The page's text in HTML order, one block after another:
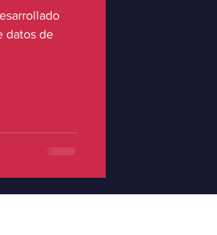
datos de